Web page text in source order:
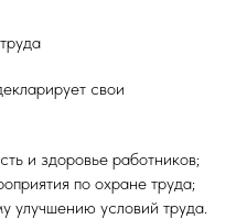
свои
и здоровье работников;
по охране труда;
улучшению условий труда.